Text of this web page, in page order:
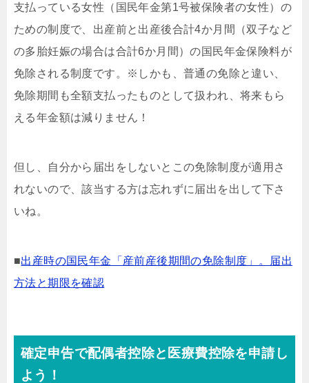
支払っている女性（国民年金第1号被保険者の女性）の
ための制度で、出産前と出産後合計4か月間（双子など
の多胎妊娠の場合は合計6か月間）の国民年金保険料が
免除される制度です。※しかも、普通の免除と違い、
免除期間も全額支払ったものとして扱われ、将来もら
える年金額は減りません！
但し、自分から届出をしないとこの免除制度が適用さ
れないので、該当する方は忘れずに届出を出して下さ
いね。
■出産時の国民年金「産前産後期間の免除制度」。届出
方法と期限を確認
確定申告で配偶者控除と医療費控除を申請し
よう！